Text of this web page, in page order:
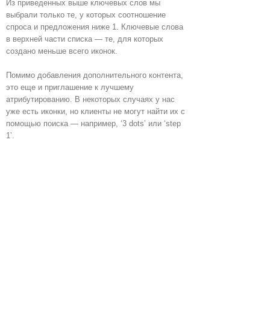
Из приведенных выше ключевых слов мы
выбрали только те, у которых соотношение
спроса и предложения ниже 1. Ключевые слова
в верхней части списка — те, для которых
создано меньше всего иконок.
Помимо добавления дополнительного контента,
это еще и приглашение к лучшему
атрибутированию. В некоторых случаях у нас
уже есть иконки, но клиенты не могут найти их с
помощью поиска — например, ‘3 dots’ или ‘step
1’.